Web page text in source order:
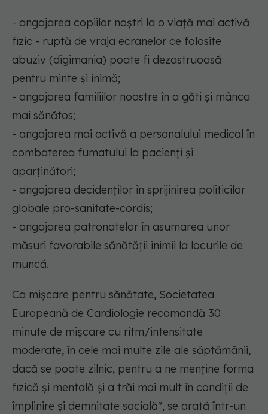
- angajarea copiilor noştri la o viaţă mai activă
fizic - ruptă de vraja ecranelor ce folosite
abuziv (digimania) poate fi dezastruoasă
pentru minte şi inimă;
- angajarea familiilor noastre în a găti şi mânca
mai sănătos;
- angajarea mai activă a personalului medical în
combaterea fumatului la pacienţi şi
aparţinători;
- angajarea decidenţilor în sprijinirea politicilor
globale pro-sanitate-cordis;
- angajarea patronatelor în asumarea unor
măsuri favorabile sănătăţii inimii la locurile de
muncă.
Ca mişcare pentru sănătate, Societatea
Europeană de Cardiologie recomandă 30
minute de mişcare cu ritm/intensitate
moderate, în cele mai multe zile ale săptămânii,
dacă se poate zilnic, pentru a ne menţine forma
fizică şi mentală şi a trăi mai mult în condiţii de
împlinire şi demnitate socială", se arată într-un